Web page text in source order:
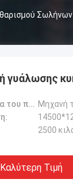
Σωλήνων
γυάλωσης
Ονομασία του προϊόντος:
2500
Καλύτερη Τιμή